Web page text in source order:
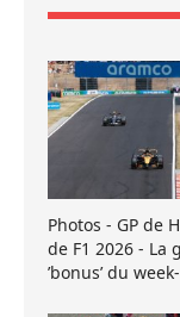
Photos - GP de
de F1 2026 - La
’bonus’ du